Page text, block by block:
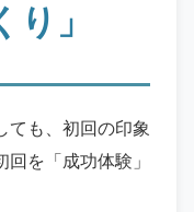
」
ても、初回の印象
を「成功体験」